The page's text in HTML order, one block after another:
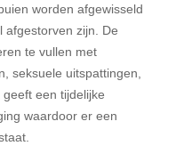
worden afgewisseld
afgestorven zijn. De
te vullen met
seksuele uitspattingen,
een tijdelijke
waardoor er een